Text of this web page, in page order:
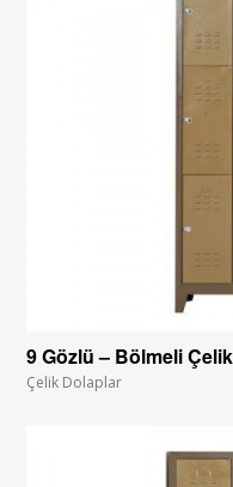
9 Gözlü – Bölmeli
Çelik Dolaplar